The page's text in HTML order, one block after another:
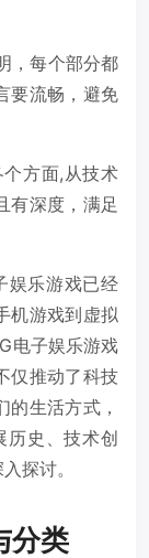
，每个部分都
要流畅，避免
方面,从技术
有深度，满足
娱乐游戏已经
机游戏到虚拟
电子娱乐游戏
仅推动了科技
生活方式，
历史、技术创
探讨。
分类